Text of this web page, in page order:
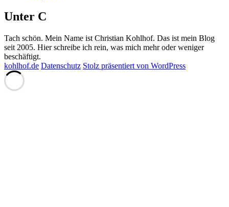
Unter C
Tach schön. Mein Name ist Christian Kohlhof. Das ist mein Blog
seit 2005. Hier schreibe ich rein, was mich mehr oder weniger
beschäftigt.
kohlhof.de Datenschutz Stolz präsentiert von WordPress